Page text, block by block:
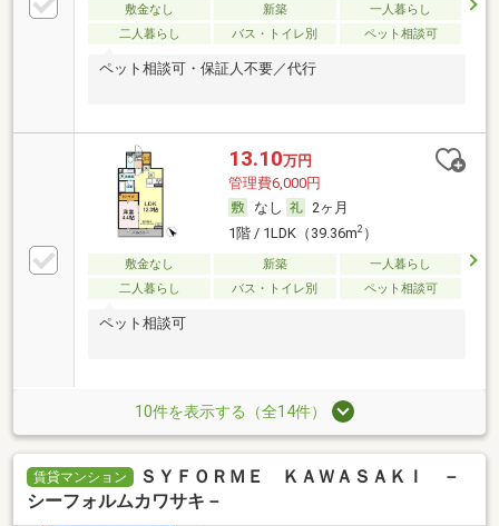
敷金なし 新築
一人暮らし
二人暮らし
バス・トイレ別 ペット相談可
ペット相談可・保証人不要／代行
13.10万円
管理費6,000円
なし
2ヶ月
1階 / 1LDK（39.36m2）
敷金なし 新築
一人暮らし
二人暮らし
バス・トイレ別 ペット相談可
ペット相談可
10件を表示する（全14件）
賃貸マンション
ＳＹＦＯＲＭＥ ＫＡＷＡＳＡＫＩ －
シーフォルムカワサキ－